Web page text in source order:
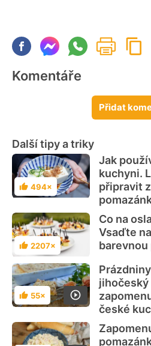
Komentáře
Přidat
Další tipy a triky
Hodnocení
494×
Jak
kuchyni.
připravit
Hodnocení
2207×
Co na
Vsaďte
Hodnocení
55×
jihočeský
české